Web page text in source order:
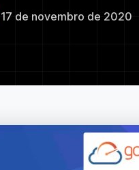
17 de novembro de 2020